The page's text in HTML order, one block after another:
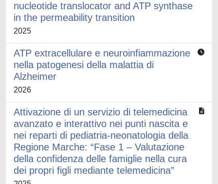
nucleotide translocator and ATP synthase
in the permeability transition
2025
ATP extracellulare e neuroinfiammazione
nella patogenesi della malattia di
Alzheimer
2026
Attivazione di un servizio di telemedicina
avanzato e interattivo nei punti nascita e
nei reparti di pediatria-neonatologia della
Regione Marche: “Fase 1 – Valutazione
della confidenza delle famiglie nella cura
dei propri figli mediante telemedicina”